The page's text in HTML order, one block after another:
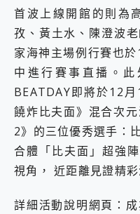
首波上線開館的則為
孜、黃土水、陳澄波
家海神主場例行賽也
中進行賽事直播。
BEATDAY即將於12
饒炸比夫面》混合次
2》的三位優秀選手：
合體「比夫面」超強
視角， 近距離見證精彩
詳細活動說明網頁：